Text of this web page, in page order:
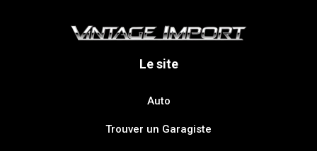
Le site
Auto
Trouver un Garagiste